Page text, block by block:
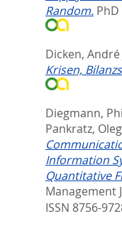
Random.
Dicken, André
Krisen,
Diegmann,
Pankratz, Oleg
Information
Quantitative
Management
ISSN 8756-